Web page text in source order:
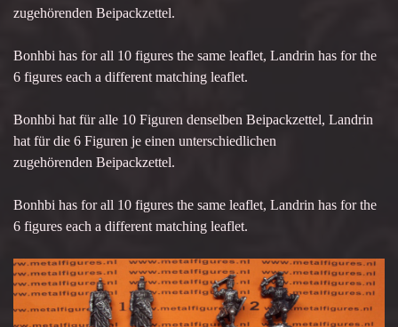
zugehörenden Beipackzettel.
Bonhbi has for all 10 figures the same leaflet, Landrin has for the
6 figures each a different matching leaflet.
Bonhbi hat für alle 10 Figuren denselben Beipackzettel, Landrin
hat für die 6 Figuren je einen unterschiedlichen
zugehörenden Beipackzettel.
Bonhbi has for all 10 figures the same leaflet, Landrin has for the
6 figures each a different matching leaflet.